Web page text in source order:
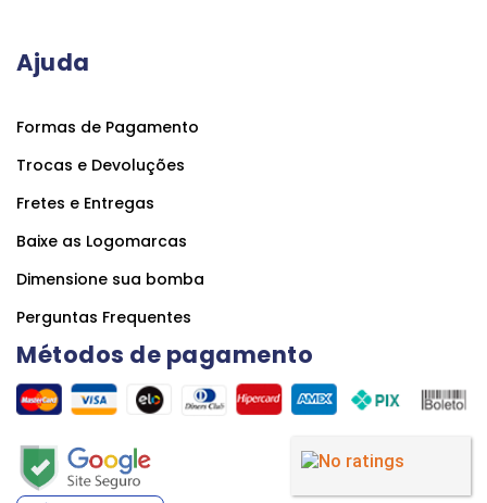
Ajuda
Formas de Pagamento
Trocas e Devoluções
Fretes e Entregas
Baixe as Logomarcas
Dimensione sua bomba
Perguntas Frequentes
Métodos de pagamento